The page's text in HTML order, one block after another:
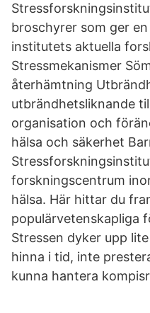
broschyrer som ger
institutets aktuella
Stressmekanismer
återhämtning
utbrändhetsliknande
organisation och
hälsa och säkerhet
forskningscentrum
hälsa. Här hittar du
populärvetenskapliga
Stressen dyker upp
hinna i tid, inte
kunna hantera